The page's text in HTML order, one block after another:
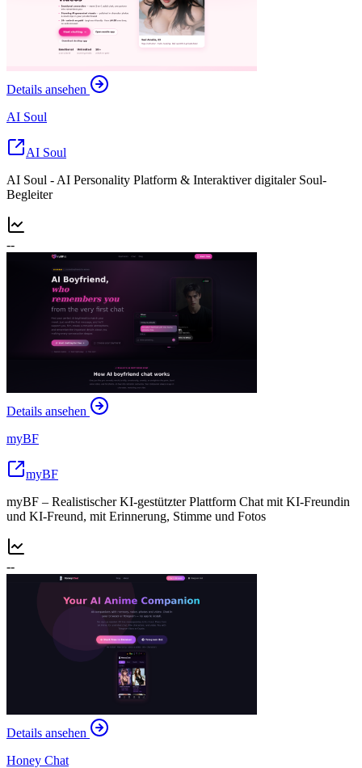
Details ansehen
AI Soul
AI Soul
AI Soul - AI Personality Platform & Interaktiver digitaler Soul-
Begleiter
--
Details ansehen
myBF
myBF
myBF – Realistischer KI-gestützter Plattform Chat mit KI-Freundin
und KI-Freund, mit Erinnerung, Stimme und Fotos
--
Details ansehen
Honey Chat